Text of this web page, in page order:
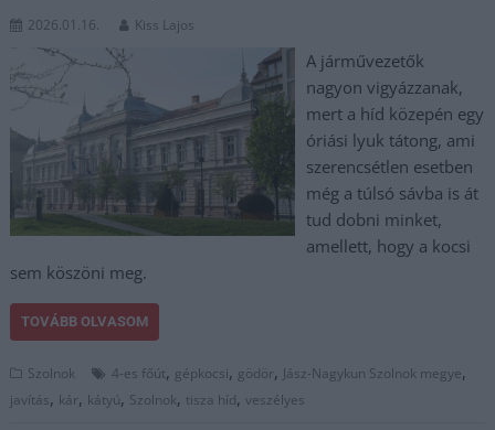
2026.01.16. Kiss Lajos
A járművezetők
nagyon vigyázzanak,
mert a híd közepén egy
óriási lyuk tátong, ami
szerencsétlen esetben
még a túlsó sávba is át
tud dobni minket,
amellett, hogy a kocsi
sem köszöni meg.
TOVÁBB OLVASOM
Szolnok 4-es főút, gépkocsi, gödör, Jász-Nagykun Szolnok megye,
javítás, kár, kátyú, Szolnok, tisza híd,veszélyes